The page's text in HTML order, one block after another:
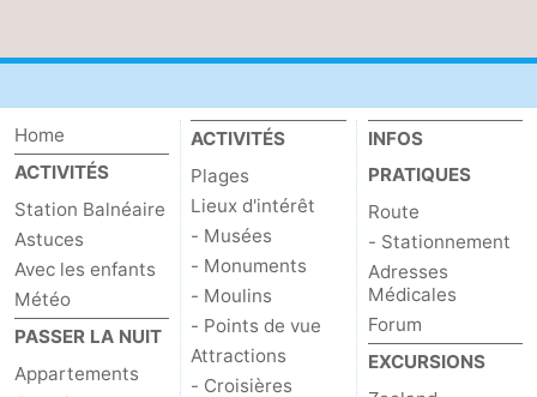
Home
ACTIVITÉS
Station Balnéaire
Astuces
Avec les enfants
Météo
PASSER LA NUIT
Appartements
ACTIVITÉS
Plages
Lieux d'intérêt
- Musées
- Monuments
- Moulins
- Points de vue
Attractions
- Croisières
INFOS
PRATIQUES
Route
- Stationnement
Adresses
Médicales
Forum
EXCURSIONS